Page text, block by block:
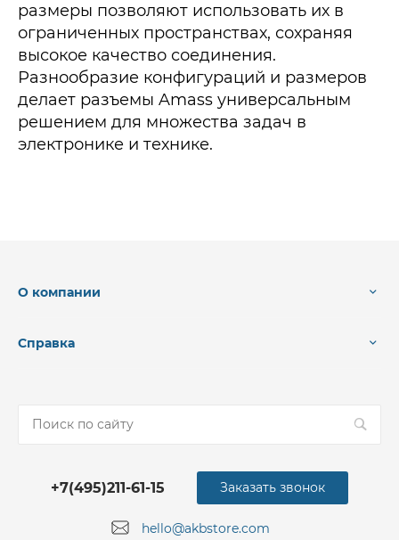
размеры позволяют использовать их в
ограниченных пространствах, сохраняя
высокое качество соединения.
Разнообразие конфигураций и размеров
делает разъемы Amass универсальным
решением для множества задач в
электронике и технике.
О компании
Справка
+7(495)211-61-15
hello@akbstore.com
Заказать звонок